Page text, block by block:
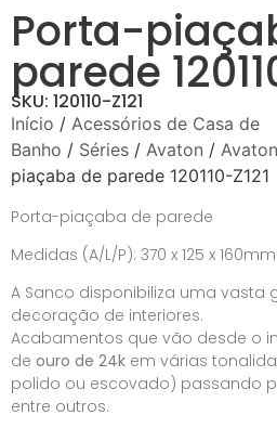
Porta-
parede
SKU: 120110-Z121
Início / Acessórios de Casa de
Banho / Séries / Avaton /
piaçaba de parede 120110-Z121
Porta-piaçaba de parede
Medidas (A/L/P): 370 x 125 x 160mm
A Sanco disponibiliza uma
decoração de interiores.
Acabamentos que vão desde o
de ouro de 24k em várias
polido ou escovado) passando
entre outros.